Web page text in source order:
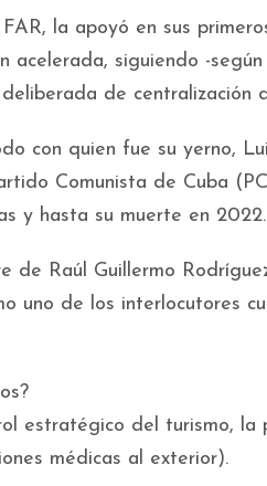
la apoyó en sus
acelerada, siguiendo -
de centralización
con quien fue su yerno,
Comunista de Cuba
y hasta su muerte en 2022.
de Raúl Guillermo
uno de los interlocutores
estratégico del turismo,
médicas al exterior).